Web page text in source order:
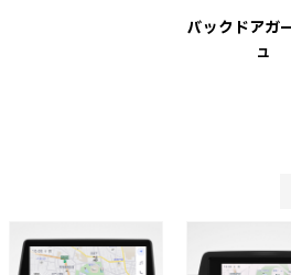
バックドアガ
ュ